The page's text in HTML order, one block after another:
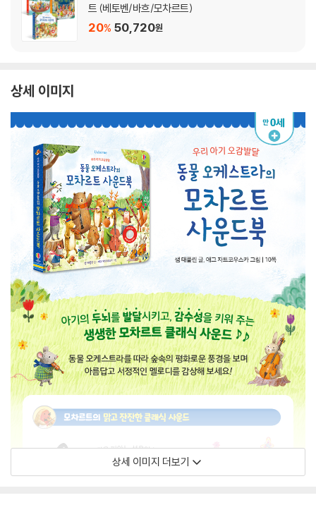
트 (베토벤/바흐/모차르트)
20% 50,720원
상세 이미지
상세 이미지 더보기